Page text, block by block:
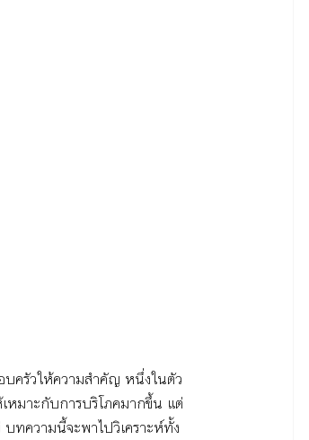
ครัวให้ความสำคัญ หนึ่งในตัว
มาะกับการบริโภคมากขึ้น แต่
ทความนี้จะพาไปวิเคราะห์ทั้ง